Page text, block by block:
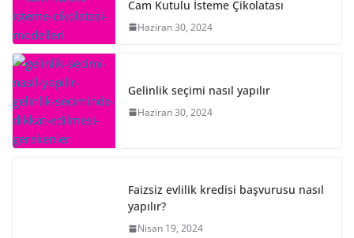
Cam Kutulu İsteme Çikolatası
Haziran 30, 2024
Gelinlik seçimi nasıl yapılır
Haziran 30, 2024
Faizsiz evlilik kredisi başvurusu nasıl
yapılır?
Nisan 19, 2024